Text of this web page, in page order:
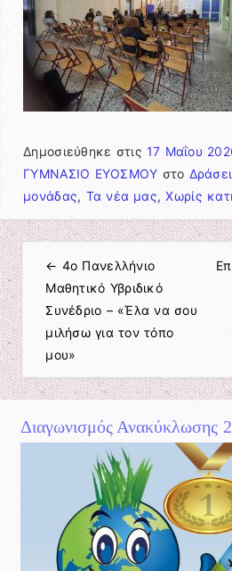
Δημοσιεύθηκε στις 17 Μαΐου
ΓΥΜΝΑΣΙΟ ΕΥΟΣΜΟΥ στο
μονάδας, Τα νέα μας,Χωρίς
Πλοήγηση
← 4ο Πανελλήνιο
Μαθητικό Υβριδικό
Συνέδριο – «Έλα να σου
μιλήσω για τον τόπο
μου»
Διαγωνισμός Ανακύκλωσης